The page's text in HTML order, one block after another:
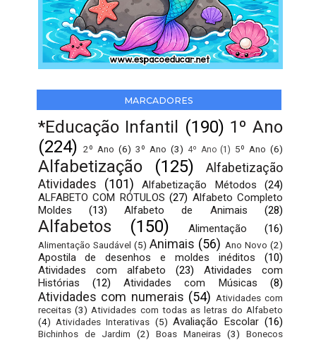
MARCADORES
*Educação Infantil (190) 1º Ano
(224) 2º Ano (6) 3º Ano (3) 4º Ano (1) 5º Ano (6)
Alfabetização (125)
Alfabetização
Atividades
(101) Alfabetização Métodos
(24)
ALFABETO COM RÓTULOS (27) Alfabeto Completo
Moldes
(13) Alfabeto de Animais (28)
Alfabetos (150) Alimentação (16)
Alimentação Saudável (5) Animais (56) Ano Novo (2)
Apostila de desenhos e moldes inéditos
(10)
Atividades com alfabeto
(23)
Atividades com
Histórias
(12) Atividades com Músicas (8)
Atividades com numerais (54) Atividades com
receitas (3) Atividades com todas as letras do Alfabeto
(4) Atividades Interativas (5) Avaliação Escolar (16)
Bichinhos de Jardim (2) Boas Maneiras (3)
Bonecos